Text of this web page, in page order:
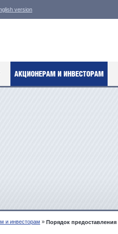
version
АКЦИОНЕРАМ И ИНВЕСТОРАМ
и инвесторам » Порядок предоставления